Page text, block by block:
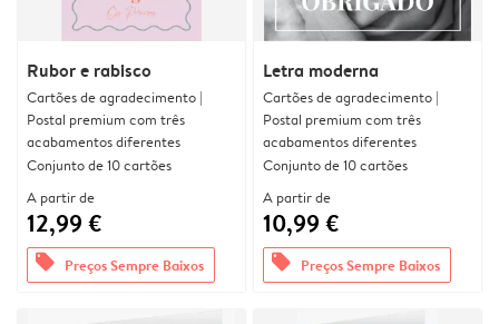
Rubor e rabisco
Cartões de agradecimento |
Postal premium com três
acabamentos diferentes
Conjunto de 10 cartões
A partir de
12,99 €
offers Preços Sempre Baixos
Letra moderna
Cartões de agradecimento |
Postal premium com três
acabamentos diferentes
Conjunto de 10 cartões
A partir de
10,99 €
offers Preços Sempre Baixos